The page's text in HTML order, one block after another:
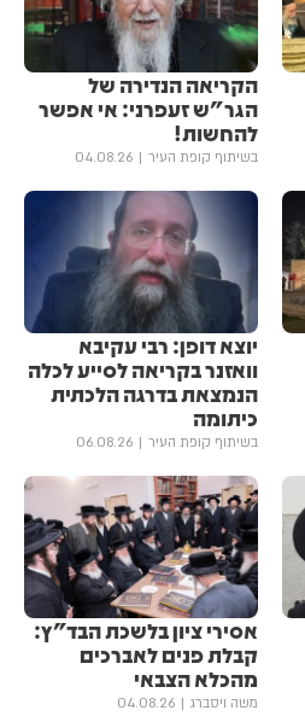
הקריאה הנדירה של
הגר"ש זעפרני: אי אפשר
להחשות!
בשיתוף קופת העיר 04.08.26
יוצא דופן: רבי עקיבא
וואזנר בקריאה לסייע לכלה
הנמצאת בדרגה הלכתית
כיתומה
בשיתוף קופת העיר 06.08.26
אסירי ציון בלשכת הבד"ץ:
קבלת פנים לאברכים
מהכלא הצבאי
משה ויסברג 04.08.26